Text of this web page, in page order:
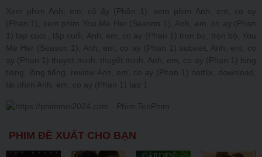
Xem phim Anh, em, cô ấy (Phần 1), xem phim Anh, em, co ay
(Phan 1), xem phim You Me Her (Season 1), Anh, em, co ay (Phan
1) tap cuoi , tập cuối, Anh, em, co ay (Phan 1) tron bo, trọn bộ, You
Me Her (Season 1), Anh, em, co ay (Phan 1) subviet, Anh, em, co
ay (Phan 1) thuyet minh, thuyết minh, Anh, em, co ay (Phan 1) long
tieng, lồng tiếng, review Anh, em, co ay (Phan 1) netflix, download,
tải phim Anh, em, co ay (Phan 1) tap 1
PHIM ĐỀ XUẤT CHO BẠN